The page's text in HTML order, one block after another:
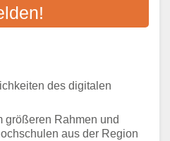
des digitalen
größeren Rahmen und
aus der Region